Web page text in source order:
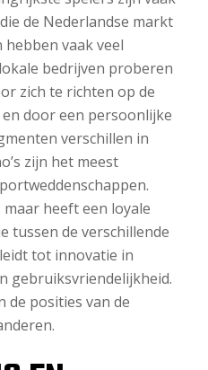
de Nederlandse markt
vaak veel
bedrijven proberen
zich te richten op de
door een persoonlijke
verschillen in
zijn het meest
heeft een loyale
tussen de verschillende
tot innovatie in
gebruiksvriendelijkheid.
de posities van de